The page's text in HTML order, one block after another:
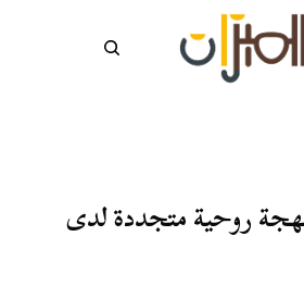
روحية متجددة لدى